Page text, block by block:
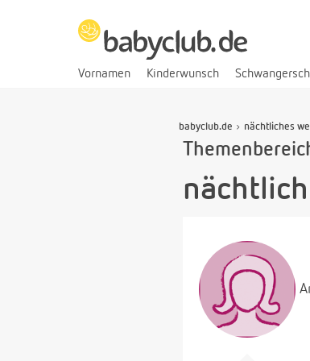
Vornamen Kinderwunsch
babyclub.de nächtliches